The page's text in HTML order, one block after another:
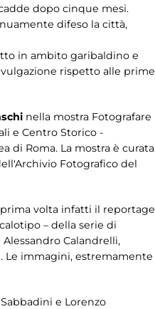
dopo cinque mesi.
difeso la città,
in ambito garibaldino e
rispetto alle prime
nella mostra Fotografare
e Centro Storico -
di Roma. La mostra è curata
Fotografico del
prima volta infatti il reportage
– della serie di
Calandrelli,
Le immagini, estremamente
e Lorenzo